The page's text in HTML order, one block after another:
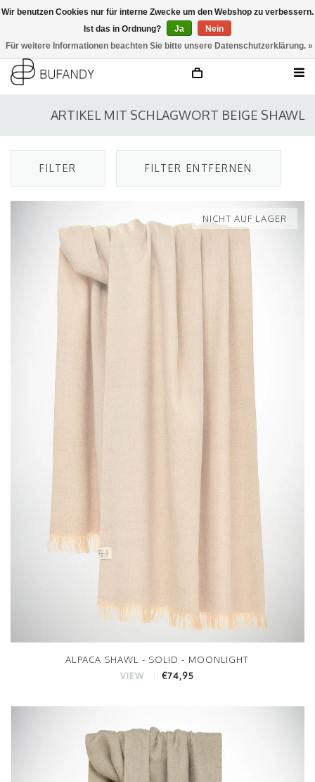
ARTIKEL MIT SCHLAGWORT BEIGE SHAWL
FILTER FILTER ENTFERNEN
NICHT AUF LAGER
ALPACA SHAWL - SOLID - MOONLIGHT
VIEW €74,95
Wir benutzen Cookies nur für interne Zwecke um den Webshop zu verbessern.
Ist das in Ordnung?
Ja
Nein
Für weitere Informationen beachten Sie bitte unsere Datenschutzerklärung. »